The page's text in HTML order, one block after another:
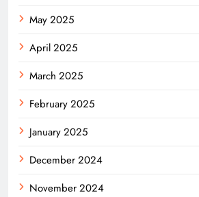
May 2025
April 2025
March 2025
February 2025
January 2025
December 2024
November 2024